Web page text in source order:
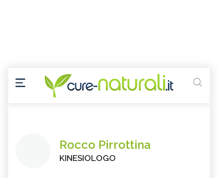
Rocco Pirrottina
KINESIOLOGO